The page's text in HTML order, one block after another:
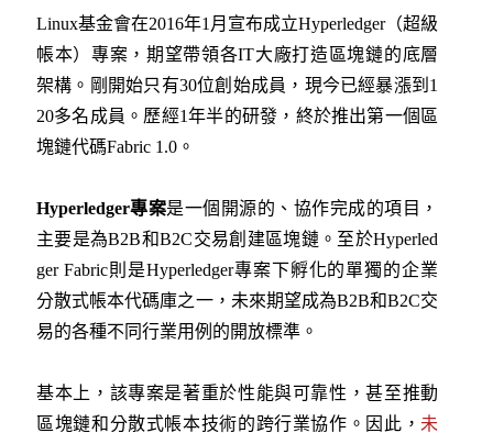
Linux基金會在2016年1月宣布成立Hyperledger（超級
帳本）專案，期望帶領各IT大廠打造區塊鏈的底層
架構。剛開始只有30位創始成員，現今已經暴漲到1
20多名成員。歷經1年半的研發，終於推出第一個區
塊鏈代碼Fabric 1.0。
Hyperledger專案是一個開源的、協作完成的項目，
主要是為B2B和B2C交易創建區塊鏈。至於Hyperled
ger Fabric則是Hyperledger專案下孵化的單獨的企業
分散式帳本代碼庫之一，未來期望成為B2B和B2C交
易的各種不同行業用例的開放標準。
基本上，該專案是著重於性能與可靠性，甚至推動
區塊鏈和分散式帳本技術的跨行業協作。因此， 未